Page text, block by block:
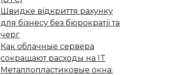
Швидке відкриття рахунку
для бізнесу без бюрократії та
черг
Как облачные сервера
сокращают расходы на IT
Металлопластиковые окна: